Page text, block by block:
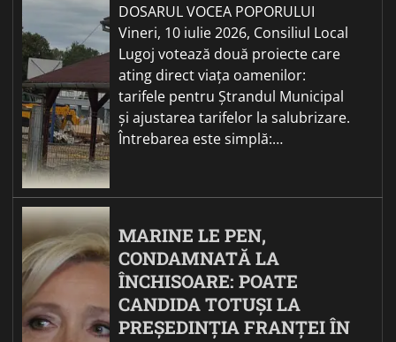
DOSARUL VOCEA POPORULUI
Vineri, 10 iulie 2026, Consiliul Local
Lugoj votează două proiecte care
ating direct viața oamenilor:
tarifele pentru Ștrandul Municipal
și ajustarea tarifelor la salubrizare.
Întrebarea este simplă:…
MARINE LE PEN,
CONDAMNATĂ LA
ÎNCHISOARE: POATE
CANDIDA TOTUȘI LA
PREȘEDINȚIA FRANȚEI ÎN